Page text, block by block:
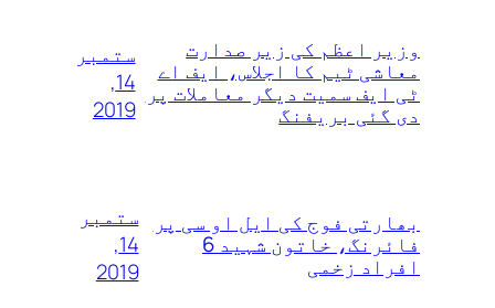
وزیر اعظم کی زیر صدارت
معاشی ٹیم کا اجلاس، ایف اے
ٹی ایف سمیت دیگر معاملات پر
دی گئی بریفنگ
ستمبر
14,
2019
بھارتی فوج کی ایل او سی پر
فائرنگ، خاتون شہید 6
افراد زخمی
ستمبر
14,
2019